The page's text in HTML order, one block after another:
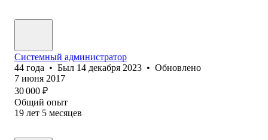
Системный администратор
44 года • Был 14 декабря 2023 • Обновлено
7 июня 2017
30 000 ₽
Общий опыт
19 лет 5 месяцев